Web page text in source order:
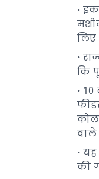
•
लिए
•
कि
•
कोल
वाले
•
की